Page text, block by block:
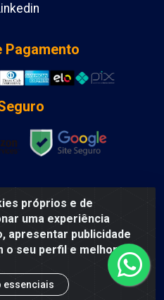
próprios e de
uma experiência
apresentar publicidade
o seu perfil e melhorar a
essenciais
Pagamento
LTDA - AV DEPUTADO
Humildes, Feira de Santana/BA
31.912.909/0001-40